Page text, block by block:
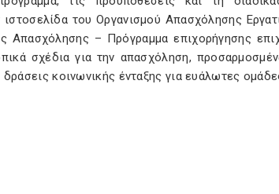
του Οργανισμού Απασχόλησης
Απασχόλησης – Πρόγραμμα επιχορήγησης
σχέδια για την απασχόληση,
κοινωνικής ένταξης για ευάλωτες